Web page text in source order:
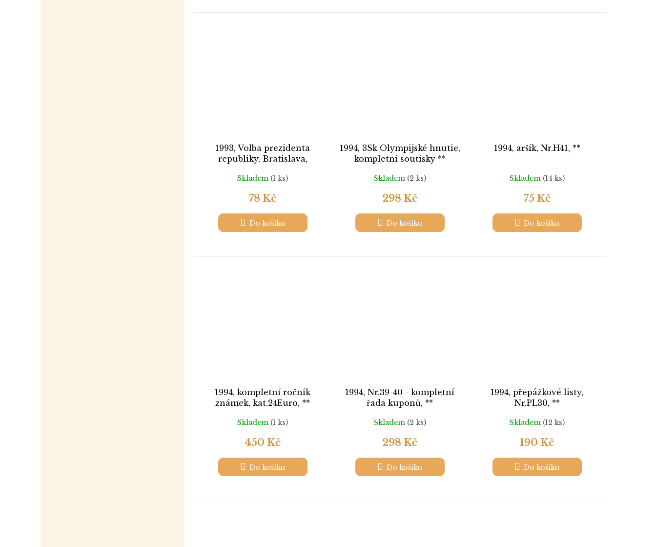
1993, Volba prezidenta
republiky, Bratislava,
Skladem (1 ks)
78 Kč
Do košíku
1994, 3Sk Olympijské hnutie,
kompletní soutisky **
Skladem (2 ks)
298 Kč
Do košíku
1994, aršík, Nr.H41, **
Skladem (14 ks)
75 Kč
Do košíku
1994, kompletní ročník
známek, kat.24Euro, **
Skladem (1 ks)
450 Kč
Do košíku
1994, Nr.39-40 - kompletní
řada kuponů, **
Skladem (2 ks)
298 Kč
Do košíku
1994, přepážkové listy,
Nr.PL30, **
Skladem (12 ks)
190 Kč
Do košíku